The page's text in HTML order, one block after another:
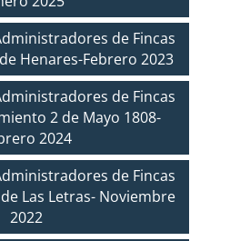
de Fincas
Henares-Febrero 2023
de Fincas
2 de Mayo 1808-
2024
de Fincas
Las Letras- Noviembre
2022